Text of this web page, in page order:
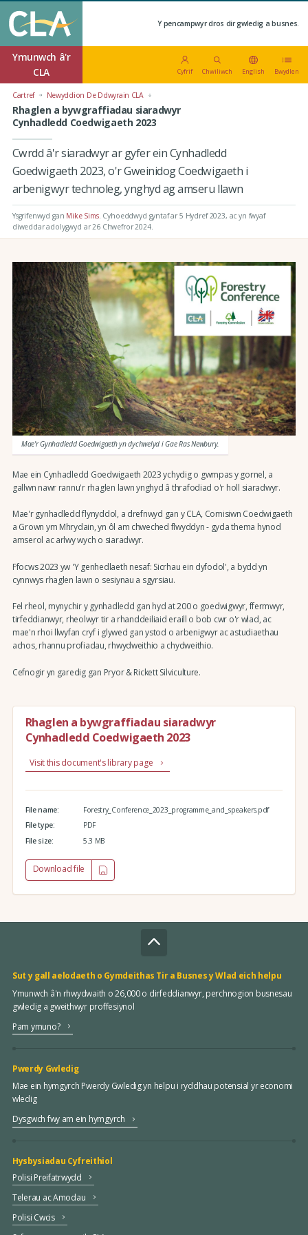
Y pencampwyr dros dir gwledig a busnes.
Ymunwch â'r
CLA
Cyfrif Chwiliwch English Bwydlen
Cartref Newyddion De Ddwyrain CLA
Rhaglen a bywgraffiadau siaradwyr
Cynhadledd Coedwigaeth 2023
Cwrdd â'r siaradwyr ar gyfer ein Cynhadledd
Goedwigaeth 2023, o'r Gweinidog Coedwigaeth i
arbenigwyr technoleg, ynghyd ag amseru llawn
Ysgrifenwyd gan Mike Sims. Cyhoeddwyd gyntaf ar 5 Hydref 2023, ac yn fwyaf
diweddar adolygwyd ar 26 Chwefror 2024.
Mae'r Gynhadledd Goedwigaeth yn dychwelyd i Gae Ras Newbury.
Mae ein Cynhadledd Goedwigaeth 2023 ychydig o gwmpas y gornel, a
gallwn nawr rannu'r rhaglen lawn ynghyd â thrafodiad o'r holl siaradwyr.
Mae'r gynhadledd flynyddol, a drefnwyd gan y CLA, Comisiwn Coedwigaeth
a Grown ym Mhrydain, yn ôl am chweched flwyddyn - gyda thema hynod
amserol ac arlwy wych o siaradwyr.
Ffocws 2023 yw 'Y genhedlaeth nesaf: Sicrhau ein dyfodol', a bydd yn
cynnwys rhaglen lawn o sesiynau a sgyrsiau.
Fel rheol, mynychir y gynhadledd gan hyd at 200 o goedwigwyr, ffermwyr,
tirfeddianwyr, rheolwyr tir a rhanddeiliaid eraill o bob cwr o'r wlad, ac
mae'n rhoi llwyfan cryf i glywed gan ystod o arbenigwyr ac astudiaethau
achos, rhannu profiadau, rhwydweithio a chydweithio.
Cefnogir yn garedig gan Pryor & Rickett Silviculture.
Rhaglen a bywgraffiadau siaradwyr
Cynhadledd Coedwigaeth 2023
Visit this document's library page
File name:
Forestry_Conference_2023_programme_and_speakers.pdf
File type:
PDF
File size:
5.3 MB
Download file
Sut y gall aelodaeth o Gymdeithas Tir a Busnes y Wlad eich helpu
Ymunwch â'n rhwydwaith o 26,000 o dirfeddianwyr, perchnogion busnesau
gwledig a gweithwyr proffesiynol
Pam ymuno?
Pwerdy Gwledig
Mae ein hymgyrch Pwerdy Gwledig yn helpu i ryddhau potensial yr economi
wledig
Dysgwch fwy am ein hymgyrch
Hysbysiadau Cyfreithiol
Polisi Preifatrwydd
Telerau ac Amodau
Polisi Cwcis